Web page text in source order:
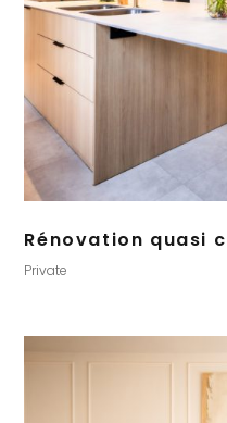
Rénovation quasi
Private